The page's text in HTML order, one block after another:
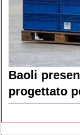
Baoli
progettato